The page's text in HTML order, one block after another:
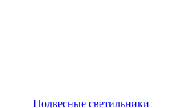
Подвесные светильники